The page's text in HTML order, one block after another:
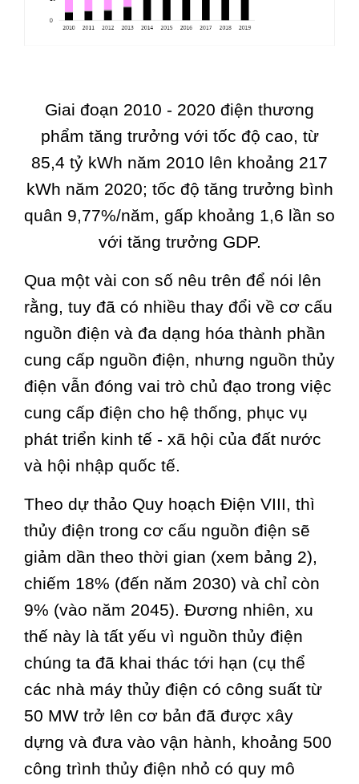
Giai đoạn 2010 - 2020 điện thương
phẩm tăng trưởng với tốc độ cao, từ
85,4 tỷ kWh năm 2010 lên khoảng 217
kWh năm 2020; tốc độ tăng trưởng bình
quân 9,77%/năm, gấp khoảng 1,6 lần so
với tăng trưởng GDP.
Qua một vài con số nêu trên để nói lên
rằng, tuy đã có nhiều thay đổi về cơ cấu
nguồn điện và đa dạng hóa thành phần
cung cấp nguồn điện, nhưng nguồn thủy
điện vẫn đóng vai trò chủ đạo trong việc
cung cấp điện cho hệ thống, phục vụ
phát triển kinh tế - xã hội của đất nước
và hội nhập quốc tế.
Theo dự thảo Quy hoạch Điện VIII, thì
thủy điện trong cơ cấu nguồn điện sẽ
giảm dần theo thời gian (xem bảng 2),
chiếm 18% (đến năm 2030) và chỉ còn
9% (vào năm 2045). Đương nhiên, xu
thế này là tất yếu vì nguồn thủy điện
chúng ta đã khai thác tới hạn (cụ thể
các nhà máy thủy điện có công suất từ
50 MW trở lên cơ bản đã được xây
dựng và đưa vào vận hành, khoảng 500
công trình thủy điện nhỏ có quy mô